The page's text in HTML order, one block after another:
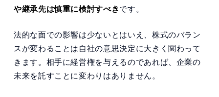
や継承先は慎重に検討すべきです。
法的な面での影響は少ないとはいえ、株式のバラン
スが変わることは自社の意思決定に大きく関わって
きます。相手に経営権を与えるのであれば、企業の
未来を託すことに変わりはありません。